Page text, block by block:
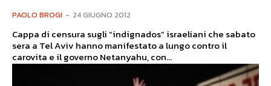
PAOLO BROGI - 24 GIUGNO 2012
Cappa di censura sugli “indignados” israeliani che sabato
sera a Tel Aviv hanno manifestato a lungo contro il
carovita e il governo Netanyahu, con...